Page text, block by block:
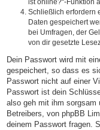
ist online?“-Funktion
Schließlich erfordern
Daten gespeichert
bei Umfragen, der
von dir gesetzte
Dein Passwort wird mit
gespeichert, so dass es
Passwort nicht auf einer
Passwort ist dein
also geh mit ihm sorgsam
Betreibers, von phpBB
deinem Passwort fragen.